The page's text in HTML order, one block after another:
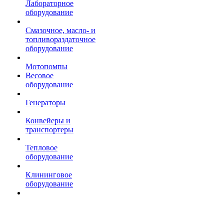
Лабораторное
оборудование
Смазочное, масло- и
топливораздаточное
оборудование
Мотопомпы
Весовое
оборудование
Генераторы
Конвейеры и
транспортеры
Тепловое
оборудование
Клининговое
оборудование